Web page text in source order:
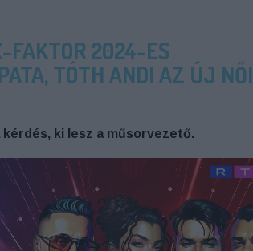
FAKTOR 2024-ES
TÓTH ANDI AZ ÚJ NŐI
kérdés, ki lesz a műsorvezető.